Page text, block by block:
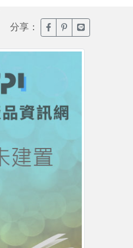
分享： 臉書分享(另開新視窗)
噗浪分享(另開新
Line分享(另